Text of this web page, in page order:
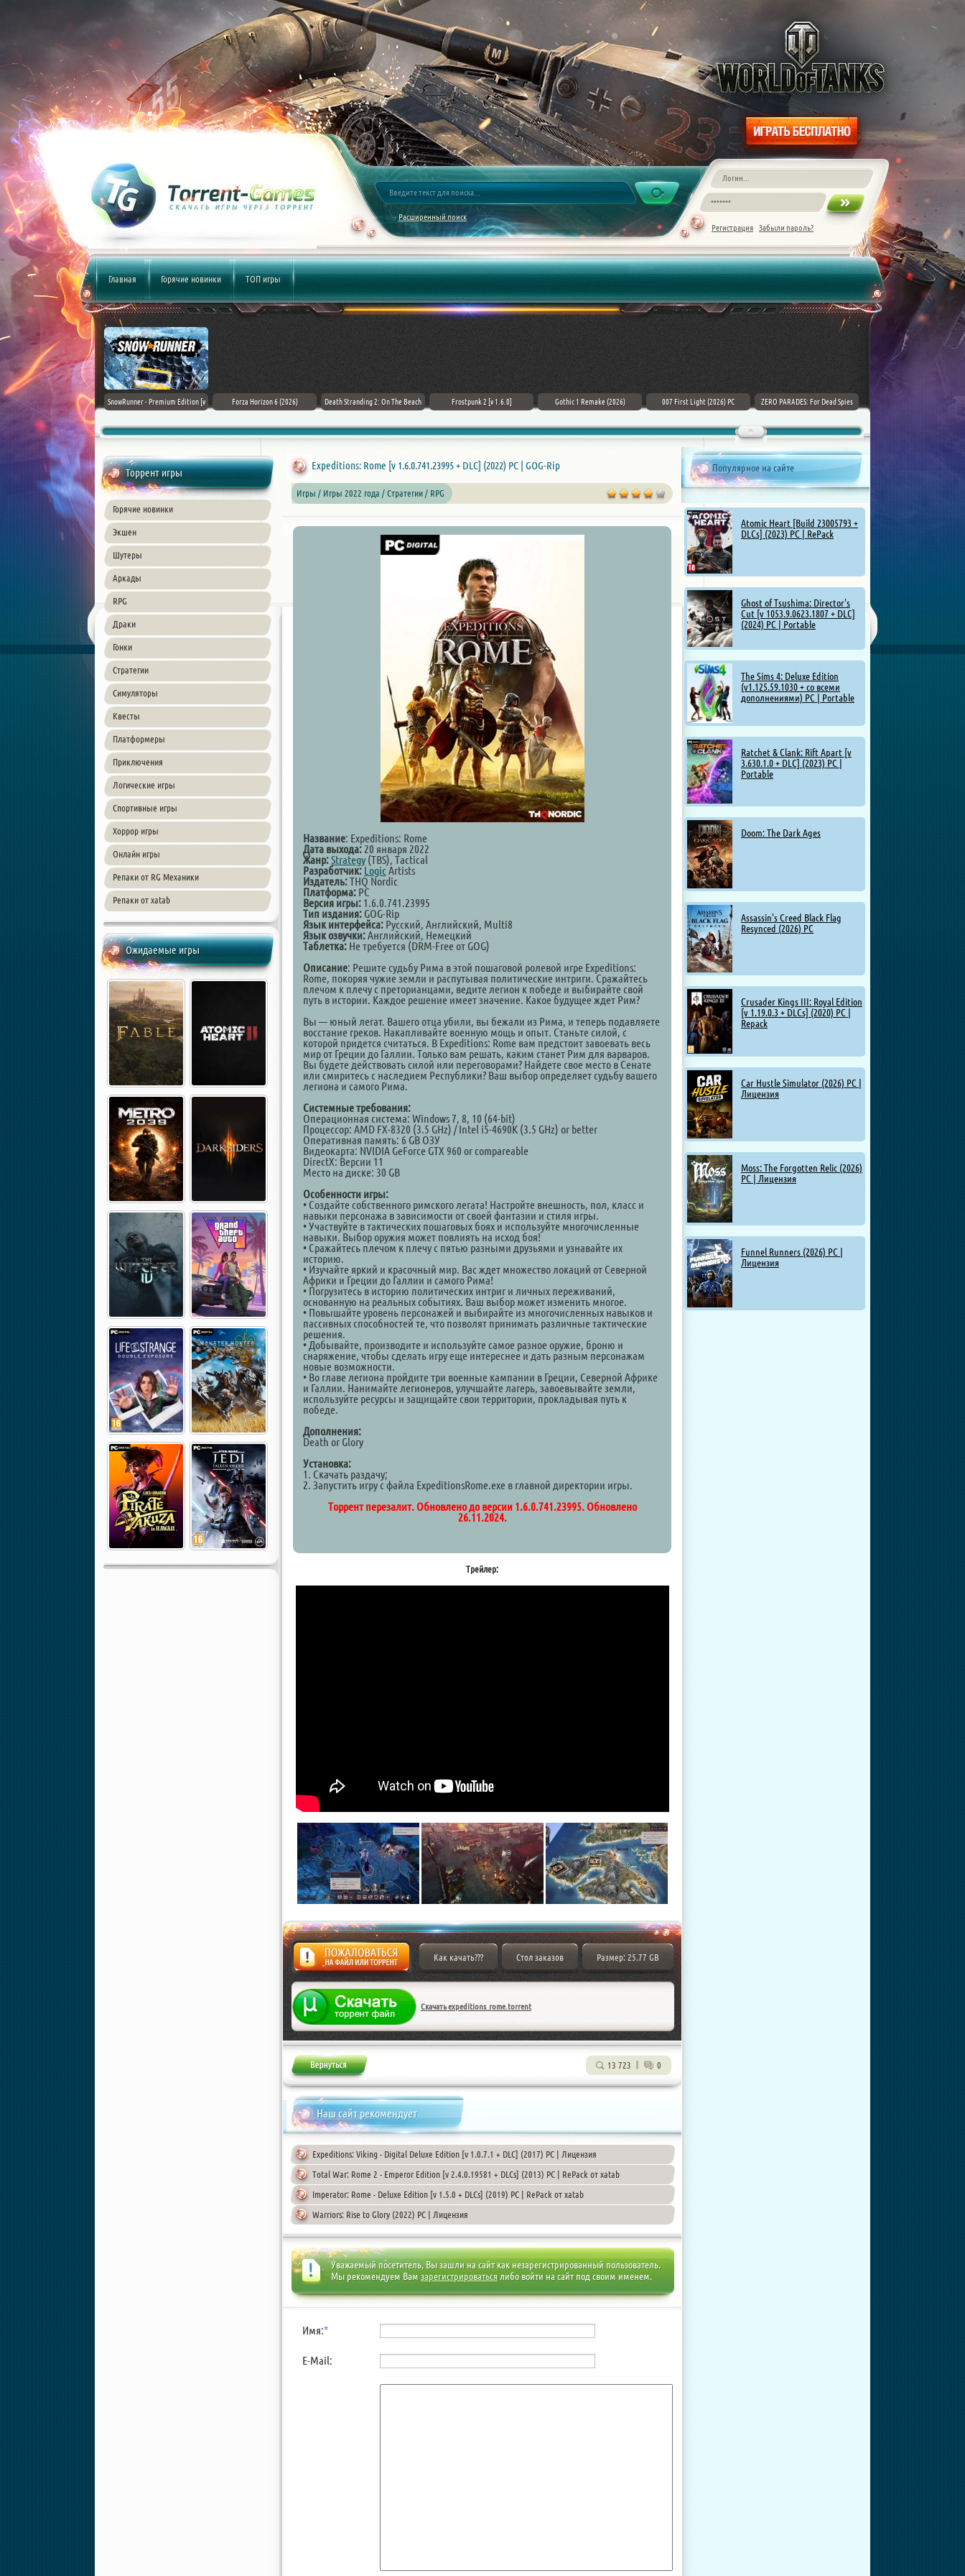
Расширенный поиск
Регистрация
Забыли пароль?
Главная Горячие новинки ТОП игры
Assassin's Creed Black Flag
Resynced (2026) PC
SnowRunner - Premium Edition [v
Forza Horizon 6 (2026) Death Stranding 2: On The Beach Frostpunk 2 [v 1.6.0] Gothic 1 Remake (2026) 007 First Light (2026) PC
ZERO PARADES: For Dead Spies
Mount & Blade II: Bannerlord [v
Торрент игры
Горячие новинки
Экшен
Шутеры
Аркады
RPG
Драки
Гонки
Стратегии
Симуляторы
Квесты
Платформеры
Приключения
Логические игры
Спортивные игры
Хоррор игры
Онлайн игры
Репаки от RG Механики
Репаки от xatab
Ожидаемые игры
Популярное на сайте
Atomic Heart [Build 23005793 +
DLCs] (2023) PC | RePack
Ghost of Tsushima: Director's
Cut [v 1053.9.0623.1807 + DLC]
(2024) PC | Portable
The Sims 4: Deluxe Edition
(v1.125.59.1030 + со всеми
дополнениями) PC | Portable
Ratchet & Clank: Rift Apart [v
3.630.1.0 + DLC] (2023) PC |
Portable
Doom: The Dark Ages
Assassin's Creed Black Flag
Resynced (2026) PC
Crusader Kings III: Royal Edition
[v 1.19.0.3 + DLCs] (2020) PC |
Repack
Car Hustle Simulator (2026) PC |
Лицензия
Moss: The Forgotten Relic (2026)
PC | Лицензия
Funnel Runners (2026) PC |
Лицензия
Expeditions: Rome [v 1.6.0.741.23995 + DLC] (2022) PC | GOG-Rip
Игры / Игры 2022 года / Стратегии / RPG
Название: Expeditions: Rome
Дата выхода: 20 января 2022
Жанр:Strategy (TBS), Tactical
Разработчик: LogicArtists
Издатель:THQ Nordic
Платформа: PC
Версия игры: 1.6.0.741.23995
Тип издания: GOG-Rip
Язык интерфейса: Русский, Английский, Multi8
Язык озвучки:Английский, Немецкий
Таблетка: Не требуется (DRM-Free от GOG)
Описание: Решите судьбу Рима в этой пошаговой ролевой игре Expeditions:
Rome, покоряя чужие земли и распутывая политические интриги. Сражайтесь
плечом к плечу с преторианцами, ведите легион к победе и выбирайте свой
путь в истории. Каждое решение имеет значение. Какое будущее ждет Рим?
Вы — юный легат. Вашего отца убили, вы бежали из Рима, и теперь подавляете
восстание греков. Накапливайте военную мощь и опыт. Станьте силой, с
которой придется считаться. В Expeditions: Rome вам предстоит завоевать весь
мир от Греции до Галлии. Только вам решать, каким станет Рим для варваров.
Вы будете действовать силой или переговорами? Найдете свое место в Сенате
или смиритесь с наследием Республики? Ваш выбор определяет судьбу вашего
легиона и самого Рима.
Системные требования:
Операционная система: Windows 7, 8, 10 (64-bit)
Процессор: AMD FX-8320 (3.5 GHz) / Intel i5-4690K (3.5 GHz) or better
Оперативная память: 6 GB ОЗУ
Видеокарта: NVIDIA GeForce GTX 960 or compareable
DirectX: Версии 11
Место на диске: 30 GB
Особенности игры:
• Создайте собственного римского легата! Настройте внешность, пол, класс и
навыки персонажа в зависимости от своей фантазии и стиля игры.
• Участвуйте в тактических пошаговых боях и используйте многочисленные
навыки. Выбор оружия может повлиять на исход боя!
• Сражайтесь плечом к плечу с пятью разными друзьями и узнавайте их
историю.
• Изучайте яркий и красочный мир. Вас ждет множество локаций от Северной
Африки и Греции до Галлии и самого Рима!
• Погрузитесь в историю политических интриг и личных переживаний,
основанную на реальных событиях. Ваш выбор может изменить многое.
• Повышайте уровень персонажей и выбирайте из многочисленных навыков и
пассивных способностей те, что позволят принимать различные тактические
решения.
• Добывайте, производите и используйте самое разное оружие, броню и
снаряжение, чтобы сделать игру еще интереснее и дать разным персонажам
новые возможности.
• Во главе легиона пройдите три военные кампании в Греции, Северной Африке
и Галлии. Нанимайте легионеров, улучшайте лагерь, завоевывайте земли,
используйте ресурсы и защищайте свои территории, прокладывая путь к
победе.
Дополнения:
Death or Glory
Установка:
1. Скачать раздачу;
2. Запустить игру с файла ExpeditionsRome.exe в главной директории игры.
Торрент перезалит. Обновлено до версии 1.6.0.741.23995. Обновлено
26.11.2024.
Трейлер:
Жалоба
Как качать??? Стол заказов Размер: 25.77 GB
Скачать expeditions_rome.torrent
13 723 0
Наш сайт рекомендует
Expeditions: Viking - Digital Deluxe Edition [v 1.0.7.1 + DLC] (2017) PC | Лицензия
Total War: Rome 2 - Emperor Edition [v 2.4.0.19581 + DLCs] (2013) PC | RePack от xatab
Imperator: Rome - Deluxe Edition [v 1.5.0 + DLCs] (2019) PC | RePack от xatab
Warriors: Rise to Glory (2022) PC | Лицензия
Уважаемый посетитель, Вы зашли на сайт как незарегистрированный пользователь.
Мы рекомендуем Вам зарегистрироватьсялибо войти на сайт под своим именем.
Имя:*
E-Mail: